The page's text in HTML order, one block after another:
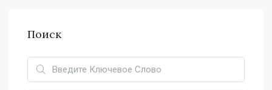
Поиск